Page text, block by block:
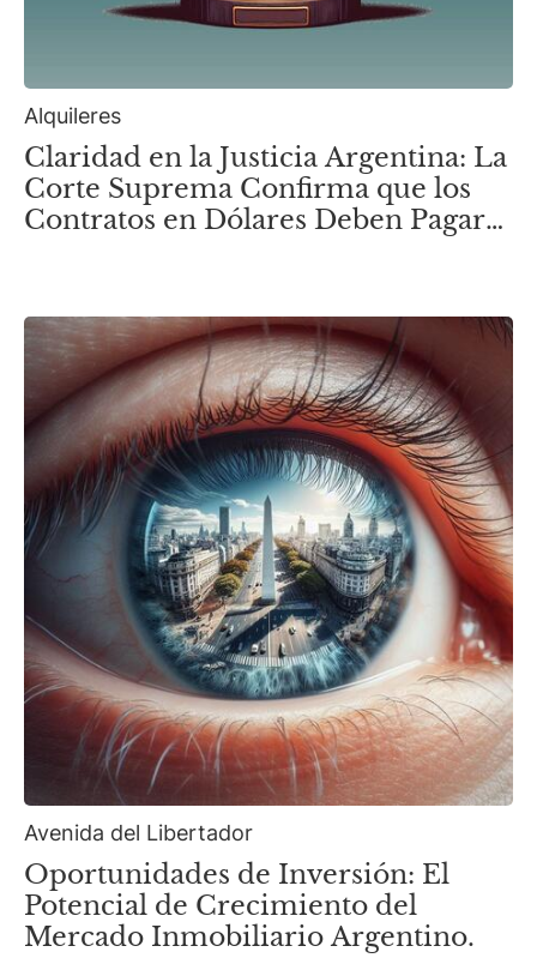
Alquileres
Claridad en la Justicia Argentina: La
Corte Suprema Confirma que los
Contratos en Dólares Deben Pagarse
Avenida del Libertador
Oportunidades de Inversión: El
Potencial de Crecimiento del
Mercado Inmobiliario Argentino.